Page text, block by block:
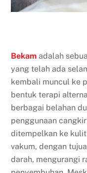
Bekam adalah
yang telah ada
kembali muncul ke
bentuk terapi
berbagai belahan
penggunaan
ditempelkan ke
vakum, dengan
darah, mengurangi